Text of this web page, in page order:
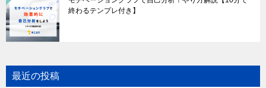
終わるテンプレ付き】
最近の投稿